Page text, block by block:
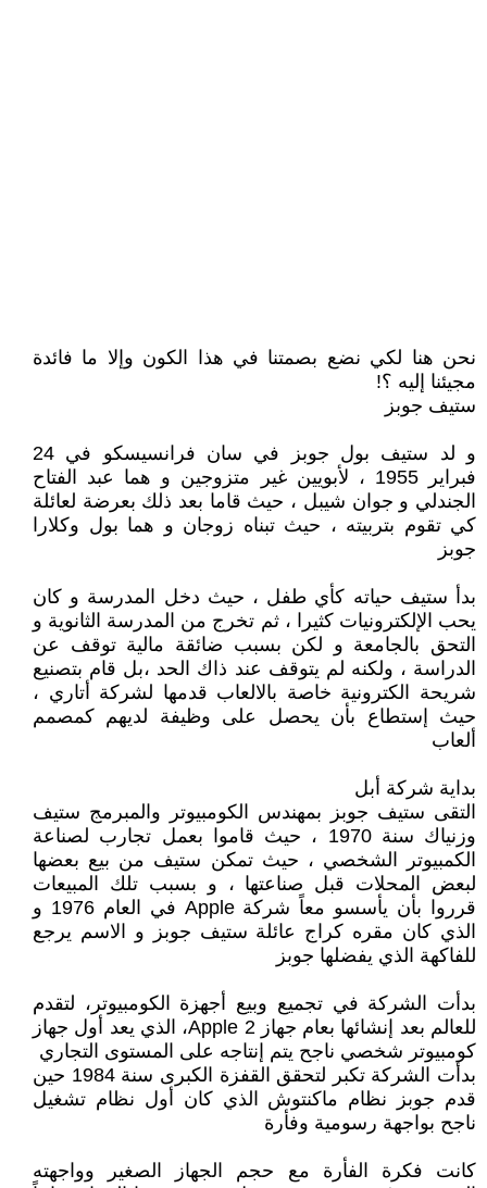
نحن هنا لكي نضع بصمتنا في هذا الكون وإلا ما فائدة
مجيئنا إليه ؟!
ستيف جوبز
و لد ستيف بول جوبز في سان فرانسيسكو في 24
فبراير 1955 ، لأبويين غير متزوجين و هما عبد الفتاح
الجندلي و جوان شيبل ، حيث قاما بعد ذلك بعرضة لعائلة
كي تقوم بتربيته ، حيث تبناه زوجان و هما بول وكلارا
جوبز
بدأ ستيف حياته كأي طفل ، حيث دخل المدرسة و كان
يحب الإلكترونيات كثيرا ، ثم تخرج من المدرسة الثانوية و
التحق بالجامعة و لكن بسبب ضائقة مالية توقف عن
الدراسة ، ولكنه لم يتوقف عند ذاك الحد ،بل قام بتصنيع
شريحة الكترونية خاصة بالالعاب قدمها لشركة أتاري ،
حيث إستطاع بأن يحصل على وظيفة لديهم كمصمم
ألعاب
بداية شركة أبل
التقى ستيف جوبز بمهندس الكومبيوتر والمبرمج ستيف
وزنياك سنة 1970 ، حيث قاموا بعمل تجارب لصناعة
الكمبيوتر الشخصي ، حيث تمكن ستيف من بيع بعضها
لبعض المحلات قبل صناعتها ، و بسبب تلك المبيعات
قرروا بأن يأسسو معاً شركة Apple في العام 1976 و
الذي كان مقره كراج عائلة ستيف جوبز و الاسم يرجع
للفاكهة الذي يفضلها جوبز
بدأت الشركة في تجميع وبيع أجهزة الكومبيوتر، لتقدم
للعالم بعد إنشائها بعام جهاز Apple 2، الذي يعد أول جهاز
كومبيوتر شخصي ناجح يتم إنتاجه على المستوى التجاري
بدأت الشركة تكبر لتحقق القفزة الكبرى سنة 1984 حين
قدم جوبز نظام ماكنتوش الذي كان أول نظام تشغيل
ناجح بواجهة رسومية وفأرة
كانت فكرة الفأرة مع حجم الجهاز الصغير وواجهته